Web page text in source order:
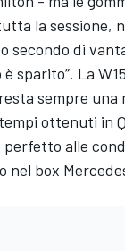
la sessione,
secondo di
sparito”. La
sempre una
ottenuti in
alle
nel box